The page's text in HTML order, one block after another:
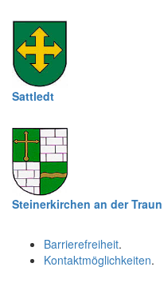
Sattledt
Steinerkirchen an der Traun
Barrierefreiheit.
Kontaktmöglichkeiten.